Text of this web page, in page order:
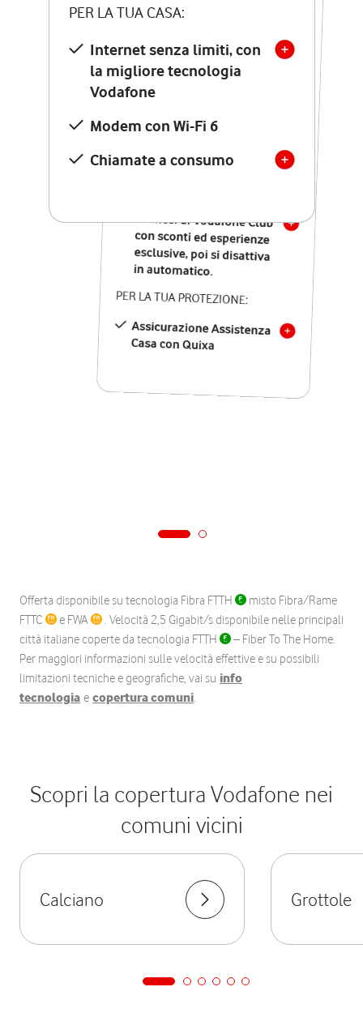
PER LA TUA CASA:
Internet senza limiti, con
la migliore tecnologia
Vodafone
Modem con Wi-Fi 6
Chiamate a consumo
PER LA TUA CASA:
Internet senza limiti, con
la migliore tecnologia
Vodafone
Modem Seven con Wi-Fi 7
Chiamate illimitate verso
numeri fissi e mobili
nazionali
12 mesi di Vodafone Club
con sconti ed esperienze
esclusive, poi si disattiva
in automatico.
PER LA TUA PROTEZIONE:
Assicurazione Assistenza
Casa con Quixa
Offerta disponibile su tecnologia Fibra FTTH
misto Fibra/Rame
FTTC
e FWA
. Velocità 2,5 Gigabit/s disponibile nelle principali
città italiane coperte da tecnologia FTTH
– Fiber To The Home.
Per maggiori informazioni sulle velocità effettive e su possibili
limitazioni tecniche e geografiche, vai su info
tecnologia e copertura comuni.
Scopri la copertura Vodafone nei
comuni vicini
Calciano Grottole